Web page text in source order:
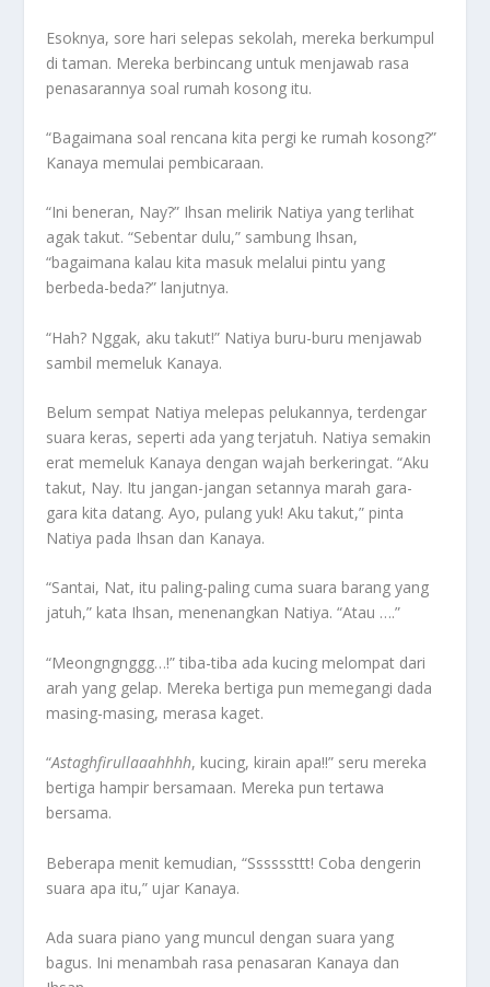
Esoknya, sore hari selepas sekolah, mereka berkumpul
di taman. Mereka berbincang untuk menjawab rasa
penasarannya soal rumah kosong itu.
“Bagaimana soal rencana kita pergi ke rumah kosong?”
Kanaya memulai pembicaraan.
“Ini beneran, Nay?” Ihsan melirik Natiya yang terlihat
agak takut. “Sebentar dulu,” sambung Ihsan,
“bagaimana kalau kita masuk melalui pintu yang
berbeda-beda?” lanjutnya.
“Hah? Nggak, aku takut!” Natiya buru-buru menjawab
sambil memeluk Kanaya.
Belum sempat Natiya melepas pelukannya, terdengar
suara keras, seperti ada yang terjatuh. Natiya semakin
erat memeluk Kanaya dengan wajah berkeringat. “Aku
takut, Nay. Itu jangan-jangan setannya marah gara-
gara kita datang. Ayo, pulang yuk! Aku takut,” pinta
Natiya pada Ihsan dan Kanaya.
“Santai, Nat, itu paling-paling cuma suara barang yang
jatuh,” kata Ihsan, menenangkan Natiya. “Atau ….”
“Meongngnggg…!” tiba-tiba ada kucing melompat dari
arah yang gelap. Mereka bertiga pun memegangi dada
masing-masing, merasa kaget.
“Astaghfirullaaahhhh, kucing, kirain apa!!” seru mereka
bertiga hampir bersamaan. Mereka pun tertawa
bersama.
Beberapa menit kemudian, “Ssssssttt! Coba dengerin
suara apa itu,” ujar Kanaya.
Ada suara piano yang muncul dengan suara yang
bagus. Ini menambah rasa penasaran Kanaya dan